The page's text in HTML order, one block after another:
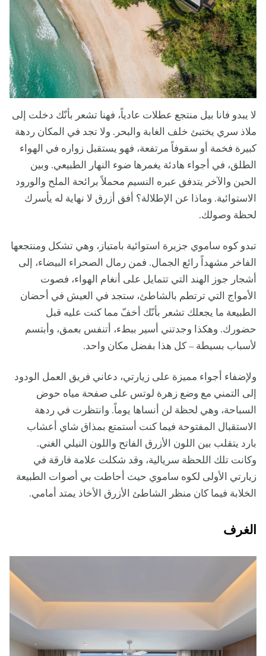
لا يبدو فانا بيل منتجع عطلات عادياً، فهنا تشعر بأنّك دخلت إلى
ملاذ سري يختبئ خلف الغابة والبحر. ولا تجد في المكان ردهة
كبيرة فخمة أو سقوفاً مرتفعة، فهو يستقبل زواره في الهواء
الطلق، في أجواء هادئة يغمرها ضوء النهار الطبيعي. وبين
الحين والآخر يتدفق عبره النسيم محملاً برائحة الملح والورود
الاستوائية. وماذا عن الإطلالة؟ أفق أزرق لا نهاية له يأسرك
لحظة وصولك.
تبدو كوه ساموي جزيرة استوائية بامتياز، وهي تشكل ومنتجعها
الفاخر مشهداً رائع الجمال. فمن رمال الصحراء البيضاء، إلى
أشجار جوز الهند التي تتمايل على أنغام الهواء، فصوت
الأمواج التي ترتطم بالشاطئ، ستجد في العيش في أحضان
الطبيعة ما يجعلك تشعر بأنّك أخفّ مما كنت عليه قبل
حضورك. وهكذا وجدتني أسير ببطء، أتنفس بعمق، وأبتسم
لأسباب بسيطة – كل هذا بفضل مكان واحد.
ولإضفاء أجواء مميزة على زيارتي، دعاني فريق العمل الودود
إلى التمني مع وضع زهرة لوتس على صفحة مياه حوض
السباحة، وهي لحظة لن أنساها يوماً. وانتظرت في ردهة
الاستقبال المفتوحة فيما كنت أستمتع بمذاق شاي أعشاب
بارد يتقلب بين اللون الأزرق الفاتح واللون النيلي الغني.
وكانت تلك اللحظة سريالية، وقد شكلت علامة فارقة في
زيارتي الأولى لكوه ساموي حيث أحاطت بي أصوات الطبيعة
الخلابة فيما كان منظر الشاطئ الأزرق الأخاذ يمتد أمامي.
الغرف